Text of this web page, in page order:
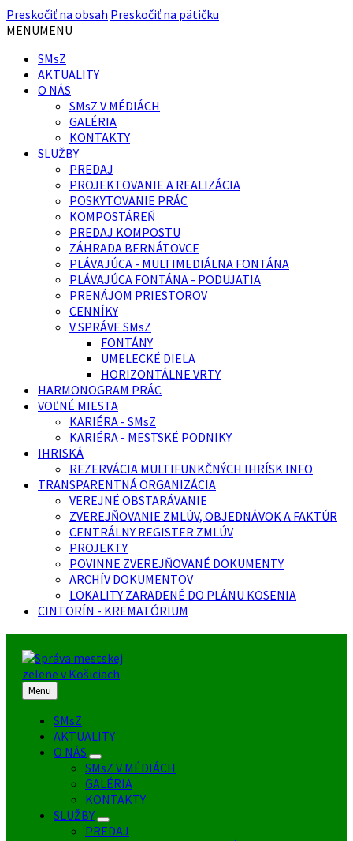
Preskočiť na obsah Preskočiť na pätičku
MENUMENU
SMsZ
AKTUALITY
O NÁS
SMsZ V MÉDIÁCH
GALÉRIA
KONTAKTY
SLUŽBY
PREDAJ
PROJEKTOVANIE A REALIZÁCIA
POSKYTOVANIE PRÁC
KOMPOSTÁREŇ
PREDAJ KOMPOSTU
ZÁHRADA BERNÁTOVCE
PLÁVAJÚCA - MULTIMEDIÁLNA FONTÁNA
PLÁVAJÚCA FONTÁNA - PODUJATIA
PRENÁJOM PRIESTOROV
CENNÍKY
V SPRÁVE SMsZ
FONTÁNY
UMELECKÉ DIELA
HORIZONTÁLNE VRTY
HARMONOGRAM PRÁC
VOĽNÉ MIESTA
KARIÉRA - SMsZ
KARIÉRA - MESTSKÉ PODNIKY
IHRISKÁ
REZERVÁCIA MULTIFUNKČNÝCH IHRÍSK INFO
TRANSPARENTNÁ ORGANIZÁCIA
VEREJNÉ OBSTARÁVANIE
ZVEREJŇOVANIE ZMLÚV, OBJEDNÁVOK A FAKTÚR
CENTRÁLNY REGISTER ZMLÚV
PROJEKTY
POVINNE ZVEREJŇOVANÉ DOKUMENTY
ARCHÍV DOKUMENTOV
LOKALITY ZARADENÉ DO PLÁNU KOSENIA
CINTORÍN - KREMATÓRIUM
Menu
SMsZ
AKTUALITY
O NÁS
SMsZ V MÉDIÁCH
GALÉRIA
KONTAKTY
SLUŽBY
PREDAJ